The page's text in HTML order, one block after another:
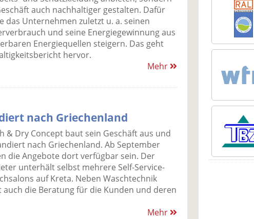
auch nachhaltiger gestalten. Dafür
das Unternehmen zuletzt u. a. seinen
und seine Energiegewinnung aus
Energiequellen steigern. Das geht
hervor.
Mehr
nach Griechenland
& Dry Concept baut sein Geschäft aus und
nach Griechenland. Ab September
die Angebote dort verfügbar sein. Der
unterhält selbst mehrere Self-Service-
auf Kreta. Neben Waschtechnik
auch die Beratung für die Kunden und deren
Mehr